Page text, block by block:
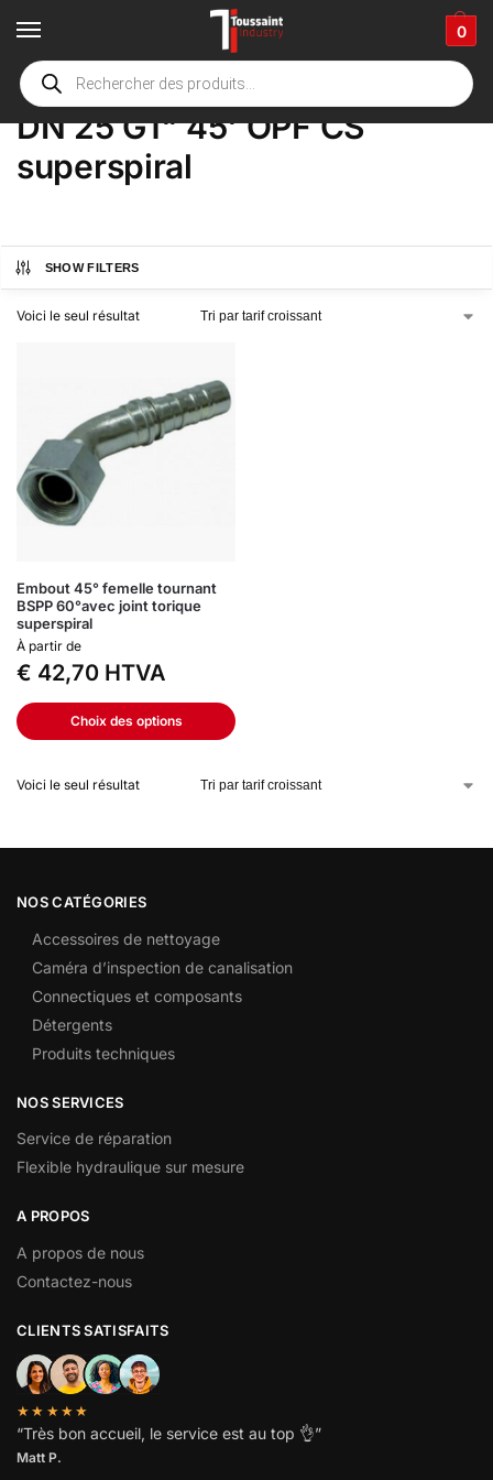
0
Accueil boutique / Product Options
DN 25 G1" 45' OPF CS
superspiral
SHOW FILTERS
Voici le seul résultat
Embout 45° femelle tournant
BSPP 60°avec joint torique
superspiral
À partir de
€ 42,70 HTVA
Choix des options
Voici le seul résultat
NOS CATÉGORIES
Accessoires de nettoyage
Caméra d’inspection de canalisation
Connectiques et composants
Détergents
Produits techniques
NOS SERVICES
Service de réparation
Flexible hydraulique sur mesure
A PROPOS
A propos de nous
Contactez-nous
CLIENTS SATISFAITS
★★★★★
“Très bon accueil, le service est au top 👌”
Matt P.